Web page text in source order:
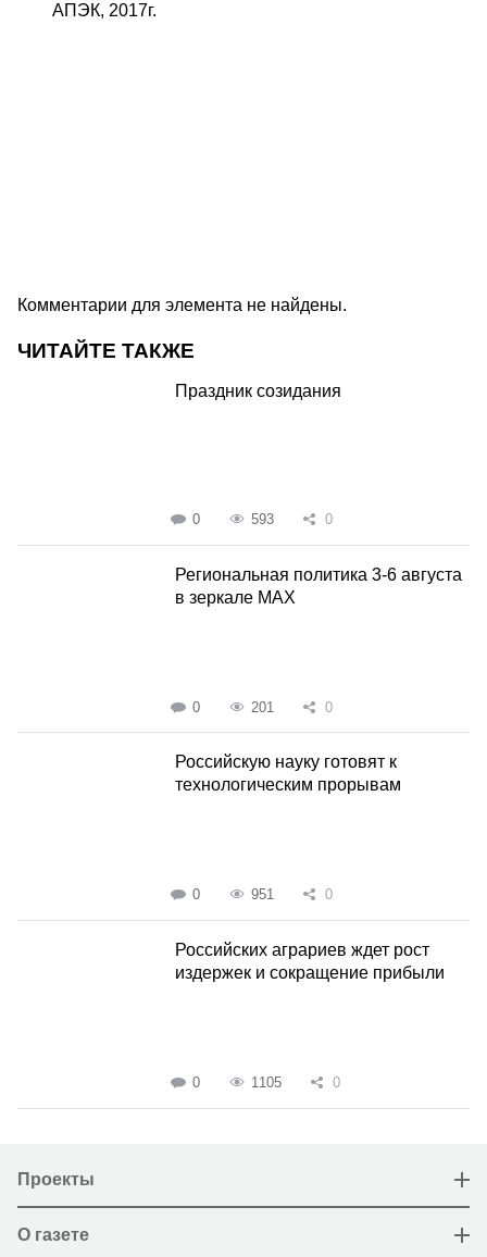
АПЭК, 2017г.
Комментарии для элемента не найдены.
ЧИТАЙТЕ ТАКЖЕ
Праздник созидания
0 593 0
Региональная политика 3-6 августа
в зеркале MAX
0 201 0
Российскую науку готовят к
технологическим прорывам
0 951 0
Российских аграриев ждет рост
издержек и сокращение прибыли
0 1105 0
Проекты
О газете